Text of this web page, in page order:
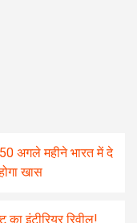
अगले महीने भारत में दे
खास
इंटीरियर रिवील!